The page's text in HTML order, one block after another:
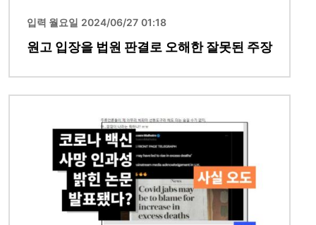
입력 월요일 2024/06/27 01:18
원고 입장을 법원 판결로 오해한 잘못된 주장